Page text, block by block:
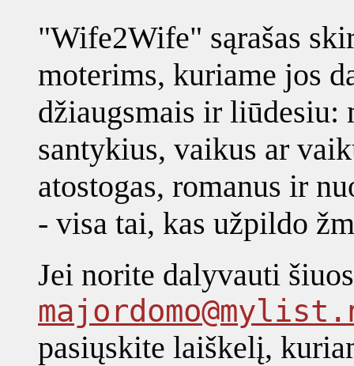
"Wife2Wife" sąrašas
moterims, kuriame jos
džiaugsmais ir
santykius, vaikus ar
atostogas, romanus ir
- visa tai, kas užpildo
Jei norite dalyvauti
pasiųskite laiškelį,